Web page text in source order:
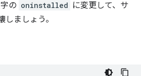
の oninstalled に変更して、サ
ましょう。